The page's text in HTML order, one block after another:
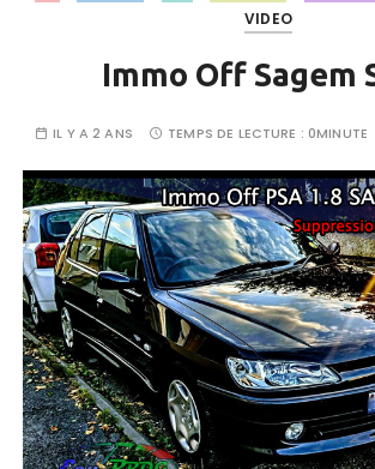
VIDEO
Immo Off Sagem
IL Y A 2 ANS TEMPS DE LECTURE : 0MINUTE